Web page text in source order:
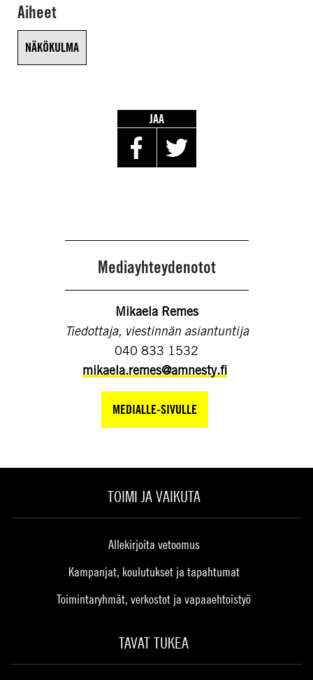
Aiheet
NÄKÖKULMA
JAA
Mediayhteydenotot
Mikaela Remes
Tiedottaja, viestinnän asiantuntija
040 833 1532
mikaela.remes@amnesty.fi
MEDIALLE-SIVULLE
TOIMI JA VAIKUTA
Allekirjoita vetoomus
Kampanjat, koulutukset ja tapahtumat
Toimintaryhmät, verkostot ja vapaaehtoistyö
TAVAT TUKEA